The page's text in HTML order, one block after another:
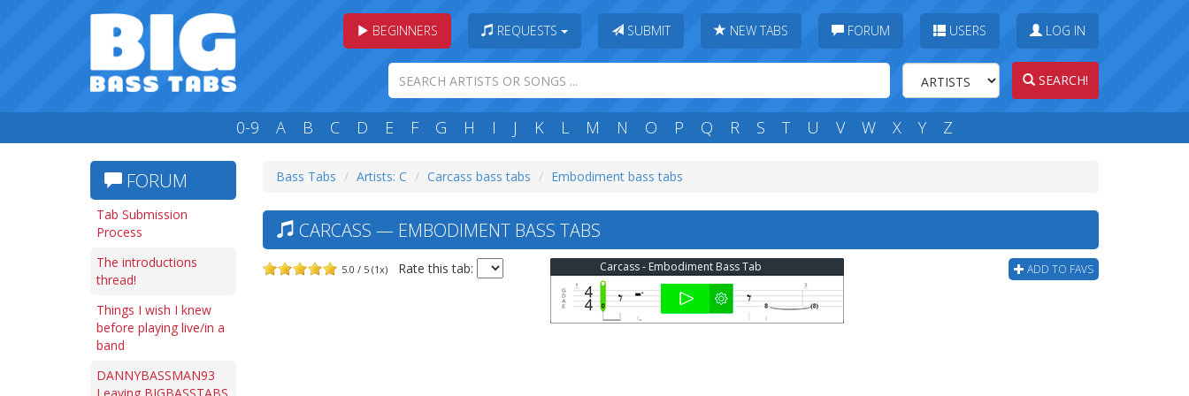
BEGINNERS REQUESTS SUBMIT NEW TABS FORUM USERS LOG IN
SEARCH!
0-9 A B C D E F G H I J K L M N O P Q R S T U V W X Y Z
FORUM
Tab Submission
Process
The introductions
thread!
Things I wish I knew
before playing live/in a
band
DANNYBASSMAN93
Bass Tabs Artists: C Carcass bass tabs Embodiment bass tabs
CARCASS — EMBODIMENT BASS TABS
5.0 / 5 (1x) Rate this tab: ADD TO FAVS
Carcass - Embodiment Bass Tab